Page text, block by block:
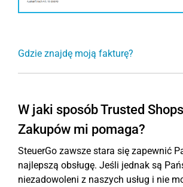
Gdzie znajdę moją fakturę?
W jaki sposób Trusted
Zakupów mi pomaga?
SteuerGo zawsze stara się zapewnić
najlepszą obsługę. Jeśli jednak są
niezadowoleni z naszych usług i nie